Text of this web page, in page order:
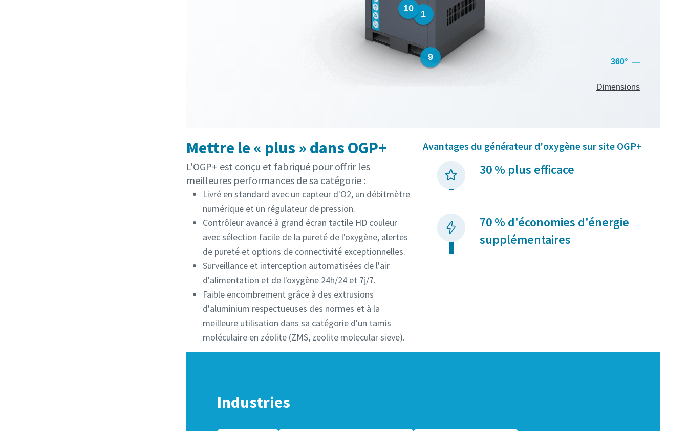
Mettre le « plus » dans OGP+
L'OGP+ est conçu et fabriqué pour offrir les
meilleures performances de sa catégorie :
Livré en standard avec un capteur d'O2, un débitmètre
numérique et un régulateur de pression.
Contrôleur avancé à grand écran tactile HD couleur
avec sélection facile de la pureté de l'oxygène, alertes
de pureté et options de connectivité exceptionnelles.
Surveillance et interception automatisées de l'air
d'alimentation et de l'oxygène 24h/24 et 7j/7.
Faible encombrement grâce à des extrusions
d'aluminium respectueuses des normes et à la
meilleure utilisation dans sa catégorie d'un tamis
moléculaire en zéolite (ZMS, zeolite molecular sieve).
Avantages du générateur d'oxygène sur site OGP+
30 % plus efficace
70 % d'économies d'énergie
supplémentaires
Industries